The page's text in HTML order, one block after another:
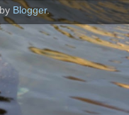
Blogger.